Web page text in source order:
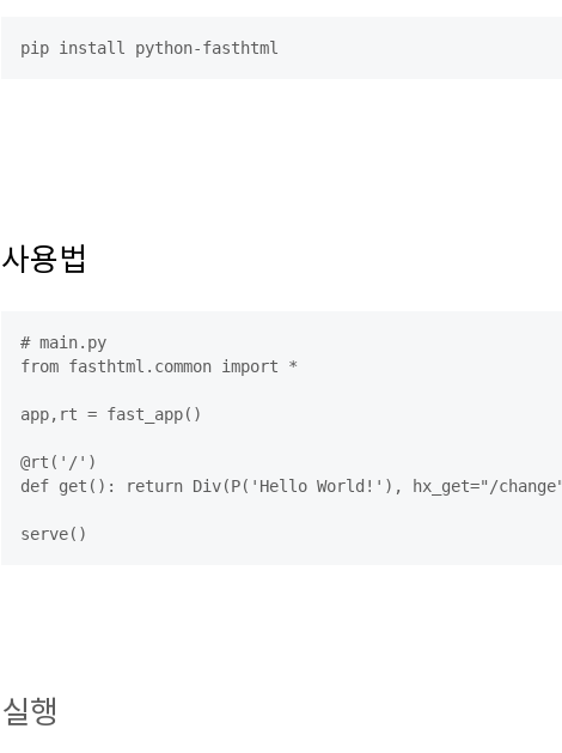
pip install python-fasthtml
사용법
# main.py
from fasthtml.common import *
app,rt = fast_app()
@rt('/')
def get(): return Div(P('Hello World!'), hx_get="/
serve()
실행